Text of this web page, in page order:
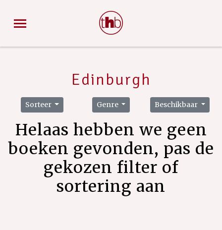
Edinburgh
Sorteer Genre Beschikbaar
Helaas hebben we geen
boeken gevonden, pas de
gekozen filter of
sortering aan